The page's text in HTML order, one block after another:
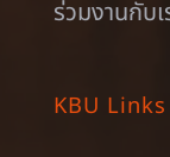
ร่วมงานกับเ
KBU Links